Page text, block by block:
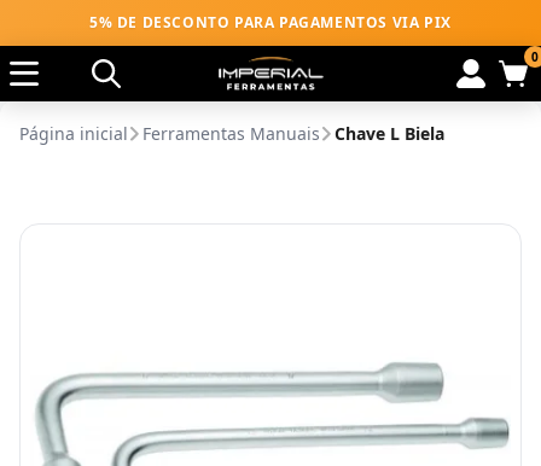
5% DE DESCONTO PARA PAGAMENTOS VIA PIX
0
Página inicial Ferramentas Manuais Chave L Biela